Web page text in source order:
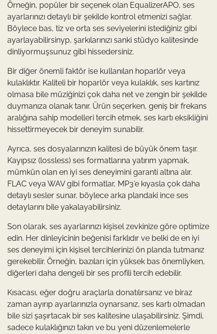
Örneğin, popüler bir seçenek olan EqualizerAPO, ses
ayarlarınızı detaylı bir şekilde kontrol etmenizi sağlar.
Böylece bas, tiz ve orta ses seviyelerini istediğiniz gibi
ayarlayabilirsinyp, şarkılarınızı sanki stüdyo kalitesinde
dinliyormuşsunuz gibi hissedersiniz.
Bir diğer önemli faktör ise kullanılan hoparlör veya
kulaklıktır. Kaliteli bir hoparlör veya kulaklık, ses kartınız
olmasa bile müziğinizi çok daha net ve zengin bir şekilde
duymanıza olanak tanır. Ürün seçerken, geniş bir frekans
aralığına sahip modelleri tercih etmek, ses kartı eksikliğini
hissettirmeyecek bir deneyim sunabilir.
Ayrıca, ses dosyalarınızın kalitesi de büyük önem taşır.
Kayıpsız (lossless) ses formatlarına yatırım yapmak,
mümkün olan en iyi ses deneyimini garanti altına alır.
FLAC veya WAV gibi formatlar, MP3’e kıyasla çok daha
detaylı sesler sunar, böylece arka plandaki ince ses
detaylarını bile yakalayabilirsiniz.
Son olarak, ses ayarlarınızı kişisel zevkinize göre optimize
edin. Her dinleyicinin beğenisi farklıdır ve belki de en iyi
ses deneyimi için kişisel tercihlerinizi ön planda tutmanız
gerekebilir. Örneğin, bazıları için yüksek bas önemliyken,
diğerleri daha dengeli bir ses profili tercih edebilir.
Kısacası, eğer doğru araçlarla donatılırsanız ve biraz
zaman ayırıp ayarlarınızla oynarsanız, ses kartı olmadan
bile sizi şaşırtacak bir ses kalitesine ulaşabilirsiniz. Şimdi,
sadece kulaklığınızı takın ve bu yeni düzenlemelerle